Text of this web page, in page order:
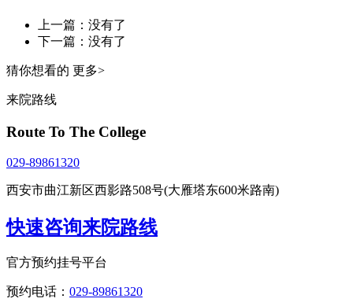
上一篇：没有了
下一篇：没有了
猜你想看的 更多>
来院路线
Route To The College
029-89861320
西安市曲江新区西影路508号(大雁塔东600米路南)
快速咨询来院路线
官方预约挂号平台
预约电话： 029-89861320